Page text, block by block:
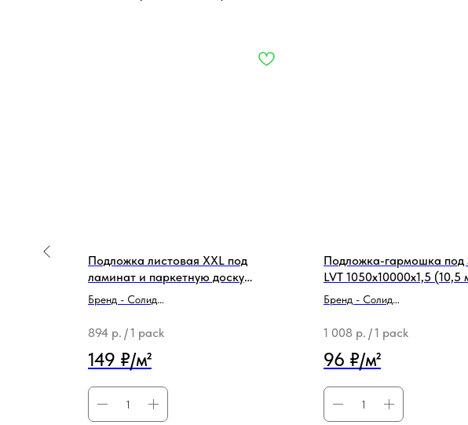
Подложка листовая XXL под
ламинат и паркетную доску
1200*500*6мм, бирюзовая (6 м2)
Бренд - Солид
894 р. /1 pack
149 ₽/м²
Подложка-гармошка под
LVT 1050х10000х1,5 (10,5
Бренд - Солид
1 008 р. /1 pack
96 ₽/м²